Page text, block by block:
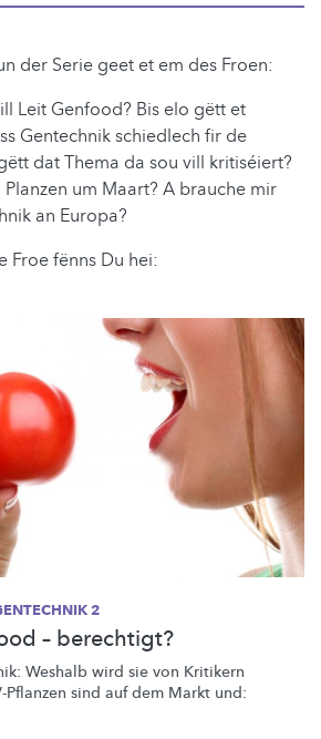
der Serie geet et em des Froen:
Leit Genfood? Bis elo gëtt et
Gentechnik schiedlech fir de
dat Thema da sou vill kritiséiert?
um Maart? A brauche mir
an Europa?
Froe fënns Du hei:
2
– berechtigt?
Weshalb wird sie von Kritikern
sind auf dem Markt und: